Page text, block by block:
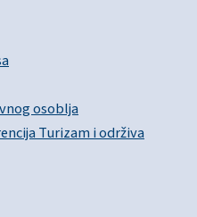
osoblja
Turizam i održiva